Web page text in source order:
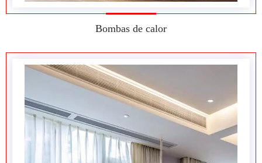
Bombas de calor